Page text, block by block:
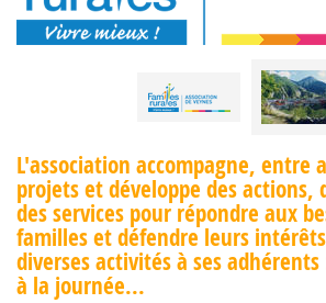
L'association accompagne, entre
projets et développe des actions,
des services pour répondre aux
familles et défendre leurs
diverses activités à ses
à la journée...